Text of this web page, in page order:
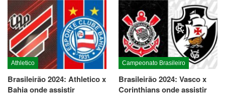
Athletico
Brasileirão 2024: Athletico x
Bahia onde assistir
Campeonato Brasileiro
Brasileirão 2024: Vasco x
Corinthians onde assistir